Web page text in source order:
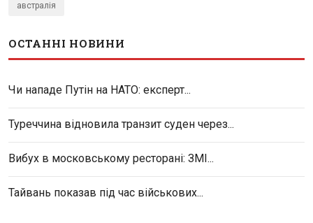
австралія
ОСТАННІ НОВИНИ
Чи нападе Путін на НАТО: експерт...
Туреччина відновила транзит суден через...
Вибух в московському ресторані: ЗМІ...
Тайвань показав під час військових...